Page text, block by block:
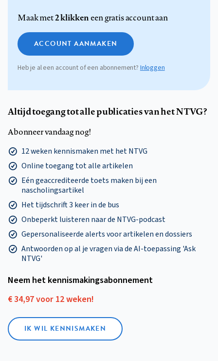
Maak met2 klikkeneen gratis account aan
ACCOUNT AANMAKEN
Heb je al een account of een abonnement? Inloggen
Altijd toegang tot alle publicaties van het NTVG?
Abonneer vandaag nog!
12 weken kennismaken met het NTVG
Online toegang tot alle artikelen
Eén geaccrediteerde toets maken bij een
nascholingsartikel
Het tijdschrift 3 keer in de bus
Onbeperkt luisteren naar de NTVG-podcast
Gepersonaliseerde alerts voor artikelen en dossiers
Antwoorden op al je vragen via de AI-toepassing 'Ask
NTVG'
Neem het kennismakings­abonnement
€ 34,97 voor 12 weken!
IK WIL KENNISMAKEN